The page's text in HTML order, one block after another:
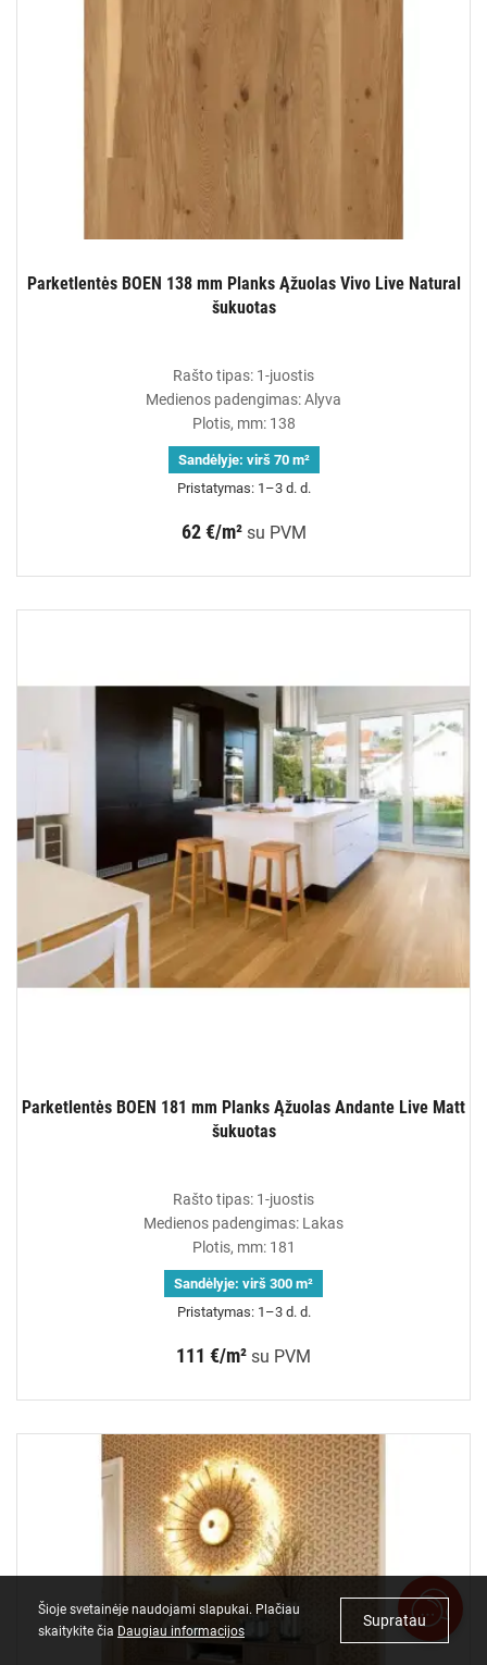
Parketlentės BOEN 138 mm Planks Ąžuolas Vivo Live Natural
šukuotas
Rašto tipas: 1-juostis
Medienos padengimas: Alyva
Plotis, mm: 138
Sandėlyje: virš 70 m²
Pristatymas: 1–3 d. d.
62 €/m² su PVM
Parketlentės BOEN 181 mm Planks Ąžuolas Andante Live Matt
šukuotas
Rašto tipas: 1-juostis
Medienos padengimas: Lakas
Plotis, mm: 181
Sandėlyje: virš 300 m²
Pristatymas: 1–3 d. d.
111 €/m² su PVM
Šioje svetainėje naudojami slapukai. Plačiau
skaitykite čia Daugiau informacijos
Supratau